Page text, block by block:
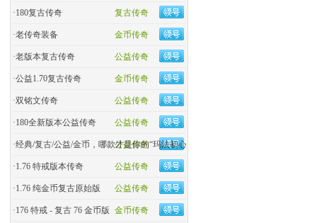
复古传奇
·180复古传奇
金币传奇
·老传奇装备
公益传奇
·老版本复古传奇
金币传奇
·公益1.70复古传奇
公益传奇
·双铭文传奇
公益传奇
·180全新版本公益传奇
公益传奇
·经典/复古/公益/金币，哪款才是你的“玛法初心
公益传奇
·1.76 特戒版本传奇
公益传奇
·1.76 纯金币复古原始版
金币传奇
·176 特戒 - 复古 76 金币版